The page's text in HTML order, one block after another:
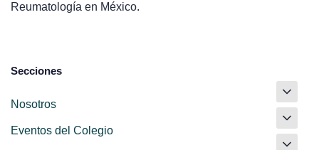
Reumatología en México.
Secciones
Nosotros
Eventos del Colegio